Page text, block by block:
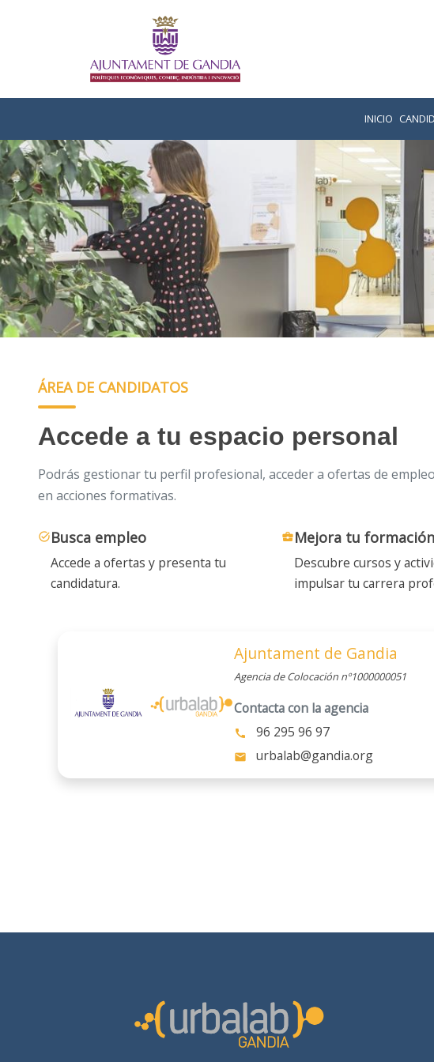
INICIO
ÁREA DE CANDIDATOS
Accede a tu espacio personal
Podrás gestionar tu perfil profesional, acceder a ofertas de
en acciones formativas.
task_altBusca empleo
Accede a ofertas y presenta tu
candidatura.
business_centerMejora tu formación
Descubre cursos y
impulsar tu carrera
Ajuntament de Gandia
Agencia de Colocación nº1000000051
Contacta con la agencia
call 96 295 96 97
mail urbalab@gandia.org